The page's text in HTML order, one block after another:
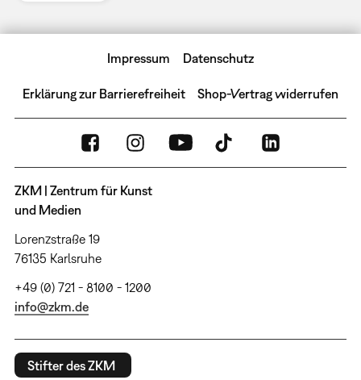
Impressum Datenschutz
Erklärung zur Barrierefreiheit Shop-Vertrag widerrufen
ZKM | Zentrum für Kunst
und Medien
Lorenzstraße 19
76135 Karlsruhe
+49 (0) 721 - 8100 - 1200
info@zkm.de
Stifter des ZKM